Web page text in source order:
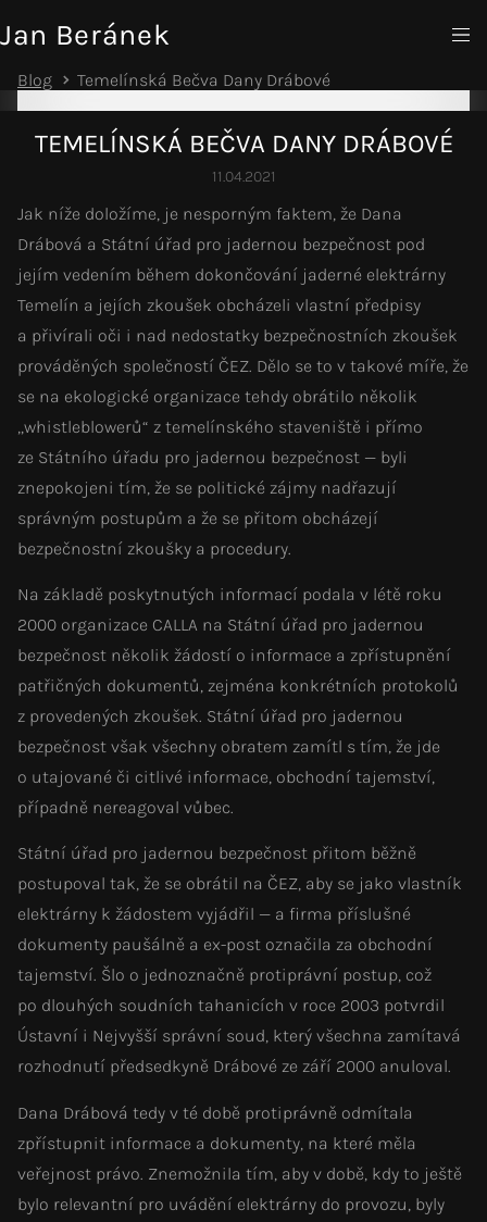
Jan Beránek
Blog Temelínská Bečva Dany Drábové
TEMELÍNSKÁ BEČVA DANY DRÁBOVÉ
11.04.2021
Jak níže doložíme, je nesporným faktem, že Dana
Drábová a Státní úřad pro jadernou bezpečnost pod
jejím vedením během dokončování jaderné elektrárny
Temelín a jejích zkoušek obcházeli vlastní předpisy
a přivírali oči i nad nedostatky bezpečnostních zkoušek
prováděných společností ČEZ. Dělo se to v takové míře, že
se na ekologické organizace tehdy obrátilo několik
„whistleblowerů“ z temelínského staveniště i přímo
ze Státního úřadu pro jadernou bezpečnost — byli
znepokojeni tím, že se politické zájmy nadřazují
správným postupům a že se přitom obcházejí
bezpečnostní zkoušky a procedury.
Na základě poskytnutých informací podala v létě roku
2000 organizace CALLA na Státní úřad pro jadernou
bezpečnost několik žádostí o informace a zpřístupnění
patřičných dokumentů, zejména konkrétních protokolů
z provedených zkoušek. Státní úřad pro jadernou
bezpečnost však všechny obratem zamítl s tím, že jde
o utajované či citlivé informace, obchodní tajemství,
případně nereagoval vůbec.
Státní úřad pro jadernou bezpečnost přitom běžně
postupoval tak, že se obrátil na ČEZ, aby se jako vlastník
elektrárny k žádostem vyjádřil — a firma příslušné
dokumenty paušálně a ex-post označila za obchodní
tajemství. Šlo o jednoznačně protiprávní postup, což
po dlouhých soudních tahanicích v roce 2003 potvrdil
Ústavní i Nejvyšší správní soud, který všechna zamítavá
rozhodnutí předsedkyně Drábové ze září 2000 anuloval.
Dana Drábová tedy v té době protiprávně odmítala
zpřístupnit informace a dokumenty, na které měla
veřejnost právo. Znemožnila tím, aby v době, kdy to ještě
bylo relevantní pro uvádění elektrárny do provozu, byly